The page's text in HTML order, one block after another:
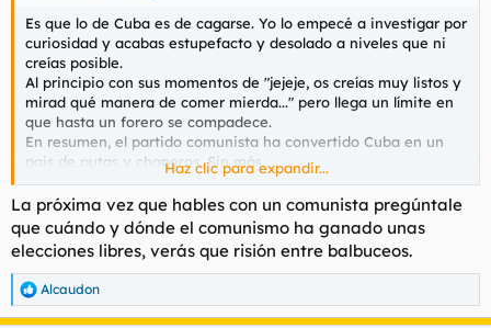
Es que lo de Cuba es de cagarse. Yo lo empecé a investigar por
curiosidad y acabas estupefacto y desolado a niveles que ni
creías posible.
Al principio con sus momentos de "jejeje, os creías muy listos y
mirad qué manera de comer mierda..." pero llega un límite en
que hasta un forero se compadece.
En resumen, el partido comunista ha convertido Cuba en un
pais de putas y chaperos. Sin más.
Bueno, menos la "élite", cuyo único talento indiscutible es
parasitar a su pueblo hasta la heces.
Yo ha sido mirando por ahí que me he dado cuenta que
cuando la izquierda es hegemónica, lo corrompe todo,
absolutamente, y sin posibilidad de autorregeneración.
Y que desgraciadamente, sus principios se aplican
transversalmente en cualquier pais y que, siempre bajo la
apariencia de las mejores intenciones, acaban trayendo lo
Haz clic para expandir...
La próxima vez que hables con un comunista pregúntale
que cuándo y dónde el comunismo ha ganado unas
elecciones libres, verás que risión entre balbuceos.
R
e
Alcaudon